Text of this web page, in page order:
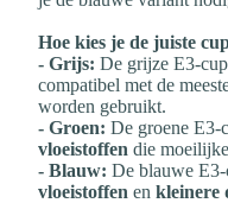
Hoe kies je de juiste
- Grijs: De grijze
compatibel met de
worden gebruikt.
- Groen: De groene
vloeistoffen die
- Blauw: De blauwe
vloeistoffen en kleinere